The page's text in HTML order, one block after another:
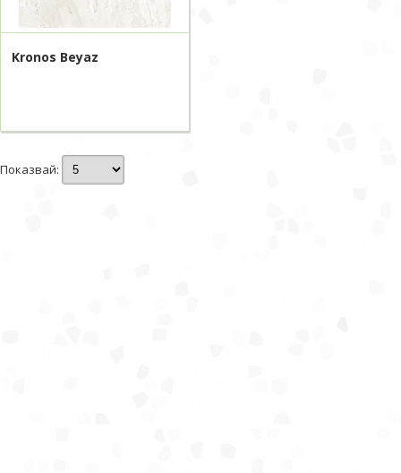
Kronos Beyaz
Показвай: